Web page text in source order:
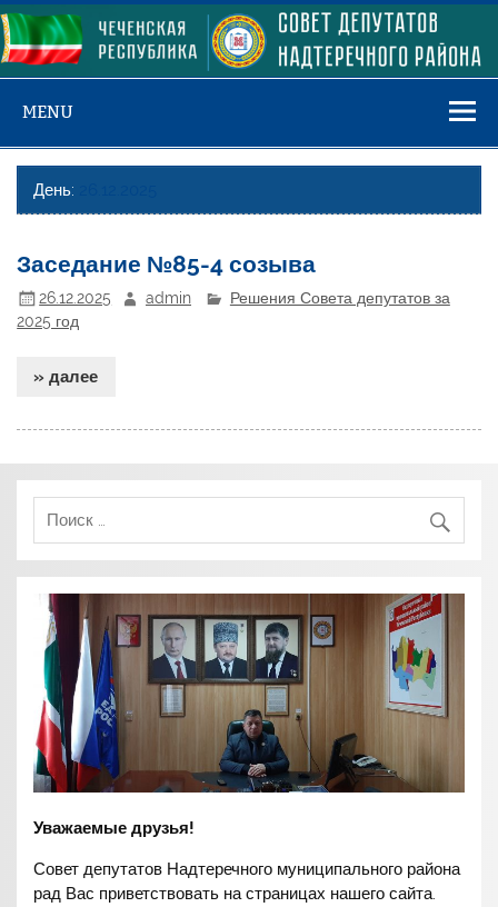
Skip
to
content
MENU
День:
Заседание №85-4 созыва
26.12.2025 admin
Решения Совета депутатов за
2025 год
» далее
Уважаемые друзья!
Совет депутатов Надтеречного муниципального района
рад Вас приветствовать на страницах нашего сайта.